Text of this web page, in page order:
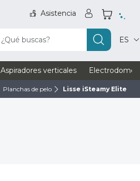
Asistencia
¿Qué buscas? ES
Aspiradores verticales
Planchas de pelo Lisse iSteamy Elite